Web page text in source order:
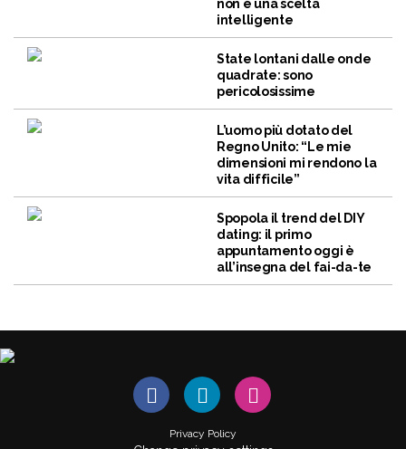
non è una scelta
intelligente
State lontani dalle onde
quadrate: sono
pericolosissime
L’uomo più dotato del
Regno Unito: “Le mie
dimensioni mi rendono la
vita difficile”
Spopola il trend del DIY
dating: il primo
appuntamento oggi è
all’insegna del fai-da-te
Privacy Policy